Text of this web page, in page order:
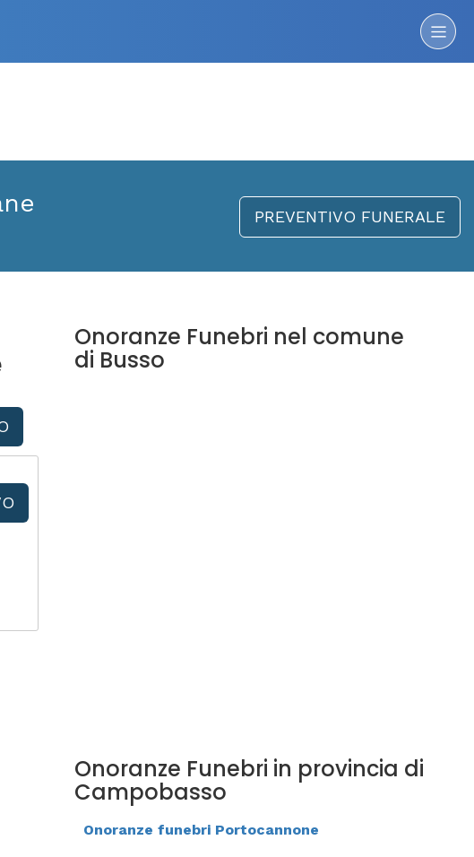
PREVENTIVO FUNERALE
Onoranze Funebri nel comune
di Busso
Onoranze Funebri in provincia di
Campobasso
Onoranze funebri Portocannone